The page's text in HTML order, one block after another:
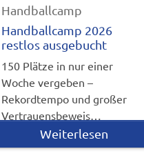
Handballcamp
Handballcamp 2026
restlos ausgebucht
150 Plätze in nur einer
Woche vergeben –
Rekordtempo und großer
Vertrauensbeweis…
Weiterlesen